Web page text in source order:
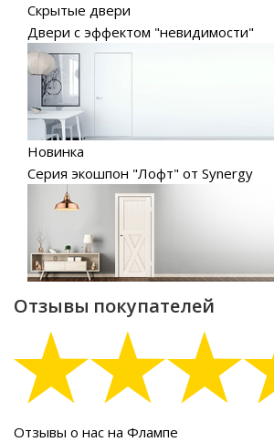
Скрытые двери
Двери с эффектом "невидимости"
Новинка
Серия экошпон "Лофт" от Synergy
Отзывы покупателей
Отзывы о нас на Флампе